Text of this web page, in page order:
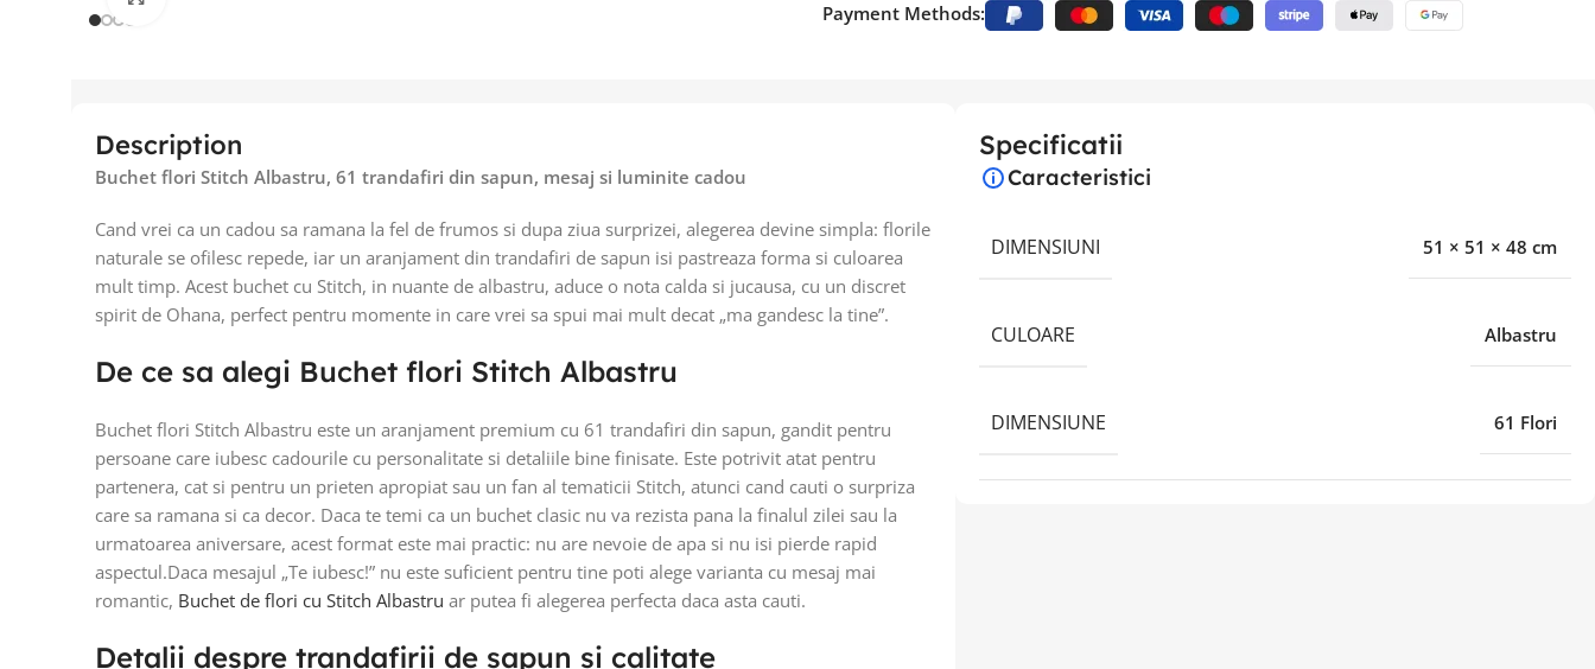
Payment Methods:
Description
Buchet flori Stitch Albastru, 61 trandafiri din sapun, mesaj si luminite cadou
Cand vrei ca un cadou sa ramana la fel de frumos si dupa ziua surprizei, alegerea devine simpla: florile
naturale se ofilesc repede, iar un aranjament din trandafiri de sapun isi pastreaza forma si culoarea
mult timp. Acest buchet cu Stitch, in nuante de albastru, aduce o nota calda si jucausa, cu un discret
spirit de Ohana, perfect pentru momente in care vrei sa spui mai mult decat „ma gandesc la tine”.
De ce sa alegi Buchet flori Stitch Albastru
Buchet flori Stitch Albastru este un aranjament premium cu 61 trandafiri din sapun, gandit pentru
persoane care iubesc cadourile cu personalitate si detaliile bine finisate. Este potrivit atat pentru
partenera, cat si pentru un prieten apropiat sau un fan al tematicii Stitch, atunci cand cauti o surpriza
care sa ramana si ca decor. Daca te temi ca un buchet clasic nu va rezista pana la finalul zilei sau la
urmatoarea aniversare, acest format este mai practic: nu are nevoie de apa si nu isi pierde rapid
aspectul.Daca mesajul „Te iubesc!” nu este suficient pentru tine poti alege varianta cu mesaj mai
romantic, Buchet de flori cu Stitch Albastru ar putea fi alegerea perfecta daca asta cauti.
Detalii despre trandafirii de sapun si calitate
Specificatii
Caracteristici
DIMENSIUNI 51 × 51 × 48 cm
CULOARE Albastru
DIMENSIUNE 61 Flori